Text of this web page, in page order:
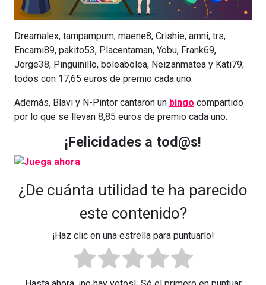
Dreamalex, tampampum, maene8, Crishie, amni, trs,
Encarni89, pakito53, Placentaman, Yobu, Frank69,
Jorge38, Pinguinillo, boleabolea, Neizanmatea y Kati79;
todos con 17,65 euros de premio cada uno.
Además, Blavi y N-Pintor cantaron un bingo compartido
por lo que se llevan 8,85 euros de premio cada uno.
¡Felicidades a tod@s!
¿De cuánta utilidad te ha parecido
este contenido?
¡Haz clic en una estrella para puntuarlo!